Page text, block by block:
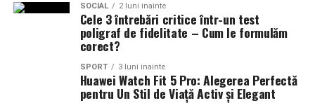
decât montarea covorului. Performanța terenului este
rezultatul unui proces care începe cu proiectarea și
analiza cerințelor, continuă cu realizarea infrastructurii
este completat printr-un montaj profesionist și o
întreținere periodică. Abordarea întregului proiect ca
SOCIAL 2 luni inainte
Cele 3 întrebări critice într-un test
poligraf de fidelitate – Cum le formulăm
corect?
SPORT 3 luni inainte
Huawei Watch Fit 5 Pro: Alegerea Perfectă
pentru Un Stil de Viață Activ și Elegant